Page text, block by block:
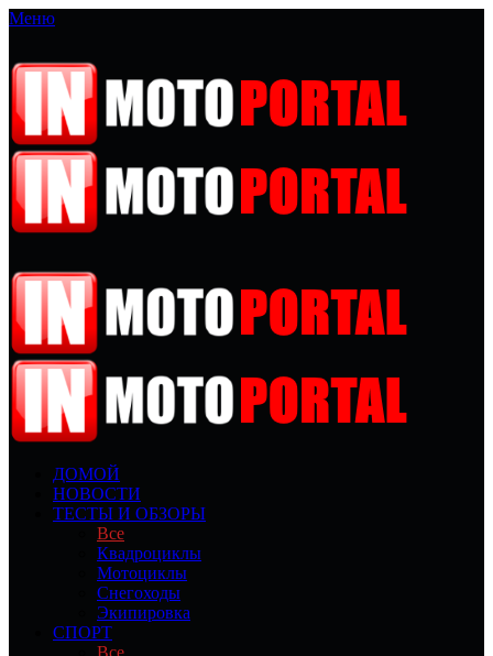
Меню
ДОМОЙ
НОВОСТИ
ТЕСТЫ И ОБЗОРЫ
Все
Квадроциклы
Мотоциклы
Снегоходы
Экипировка
СПОРТ
Все